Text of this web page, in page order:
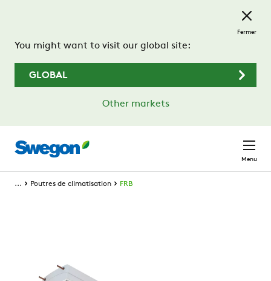
You might want to visit our global site:
GLOBAL
Other markets
Fermer
Menu
... Poutres de climatisation FRB